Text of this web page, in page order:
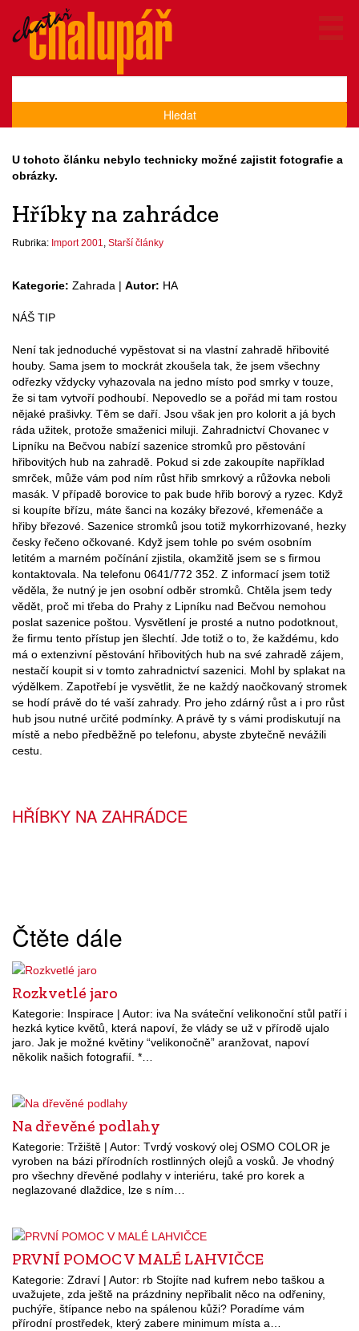
Hledat
U tohoto článku nebylo technicky možné zajistit fotografie a
obrázky.
Hříbky na zahrádce
Rubrika: Import 2001 Starší články
Kategorie: Zahrada | Autor: HA
NÁŠ TIP
Není tak jednoduché vypěstovat si na vlastní zahradě hřibovité
houby. Sama jsem to mockrát zkoušela tak, že jsem všechny
odřezky vždycky vyhazovala na jedno místo pod smrky v touze,
že si tam vytvoří podhoubí. Nepovedlo se a pořád mi tam rostou
nějaké prašivky. Těm se daří. Jsou však jen pro kolorit a já bych
ráda užitek, protože smaženici miluji. Zahradnictví Chovanec v
Lipníku na Bečvou nabízí sazenice stromků pro pěstování
hřibovitých hub na zahradě. Pokud si zde zakoupíte například
smrček, může vám pod ním růst hřib smrkový a růžovka neboli
masák. V případě borovice to pak bude hřib borový a ryzec. Když
si koupíte břízu, máte šanci na kozáky březové, křemenáče a
hřiby březové. Sazenice stromků jsou totiž mykorrhizované, hezky
česky řečeno očkované. Když jsem tohle po svém osobním
letitém a marném počínání zjistila, okamžitě jsem se s firmou
kontaktovala. Na telefonu 0641/772 352. Z informací jsem totiž
věděla, že nutný je jen osobní odběr stromků. Chtěla jsem tedy
vědět, proč mi třeba do Prahy z Lipníku nad Bečvou nemohou
poslat sazenice poštou. Vysvětlení je prosté a nutno podotknout,
že firmu tento přístup jen šlechtí. Jde totiž o to, že každému, kdo
má o extenzivní pěstování hřibovitých hub na své zahradě zájem,
nestačí koupit si v tomto zahradnictví sazenici. Mohl by splakat na
výdělkem. Zapotřebí je vysvětlit, že ne každý naočkovaný stromek
se hodí právě do té vaší zahrady. Pro jeho zdárný růst a i pro růst
hub jsou nutné určité podmínky. A právě ty s vámi prodiskutují na
místě a nebo předběžně po telefonu, abyste zbytečně nevážili
cestu.
HŘÍBKY NA ZAHRÁDCE
Čtěte dále
Rozkvetlé jaro
Kategorie: Inspirace | Autor: iva Na sváteční velikonoční stůl patří i
hezká kytice květů, která napoví, že vlády se už v přírodě ujalo
jaro. Jak je možné květiny “velikonočně” aranžovat, napoví
několik našich fotografií. *…
Na dřevěné podlahy
Kategorie: Tržiště | Autor: Tvrdý voskový olej OSMO COLOR je
vyroben na bázi přírodních rostlinných olejů a vosků. Je vhodný
pro všechny dřevěné podlahy v interiéru, také pro korek a
neglazované dlaždice, lze s ním…
PRVNÍ POMOC V MALÉ LAHVIČCE
Kategorie: Zdraví | Autor: rb Stojíte nad kufrem nebo taškou a
uvažujete, zda ještě na prázdniny nepřibalit něco na odřeniny,
puchýře, štípance nebo na spálenou kůži? Poradíme vám
přírodní prostředek, který zabere minimum místa a…